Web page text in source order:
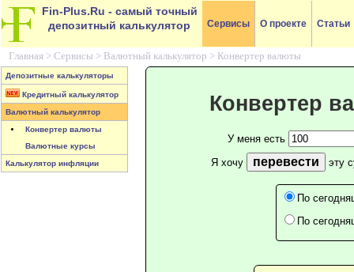
Fin-Plus.Ru - самый точный
депозитный калькулятор
Сервисы О проекте Статьи
Главная > Сервисы > Валютный калькулятор > Конвертер валюты
Депозитные калькуляторы
Кредитный калькулятор
Валютный калькулятор
Конвертер валюты
Валютные курсы
Калькулятор инфляции
Конвертер
У меня есть
Я хочу
перевести эту
По
По